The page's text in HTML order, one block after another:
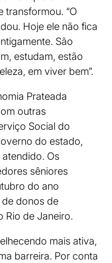
transformou. “O
Hoje ele não fica
São
estudam, estão
em viver bem”.
Prateada
outras
Social do
do estado,
Os
sêniores
do ano
donos de
Rio de Janeiro.
mais ativa,
barreira. Por conta